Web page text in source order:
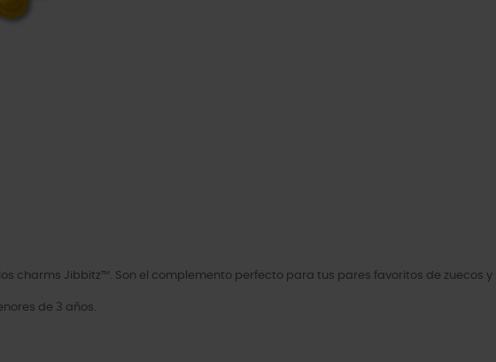
charms Jibbitz™. Son el complemento perfecto para tus pares favoritos de zuecos y
de 3 años.